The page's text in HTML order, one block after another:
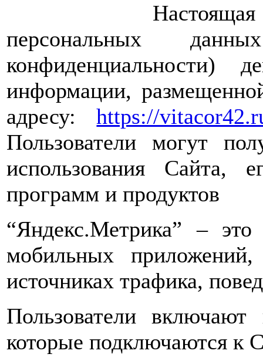
Настоящая
персональных
конфиденциальности)
информации,
адресу:https://
Пользователи могут
использования Сайта,
программ и продуктов
“Яндекс.Метрика” –
мобильных
источниках трафика,
Пользователи
которые подключаются к